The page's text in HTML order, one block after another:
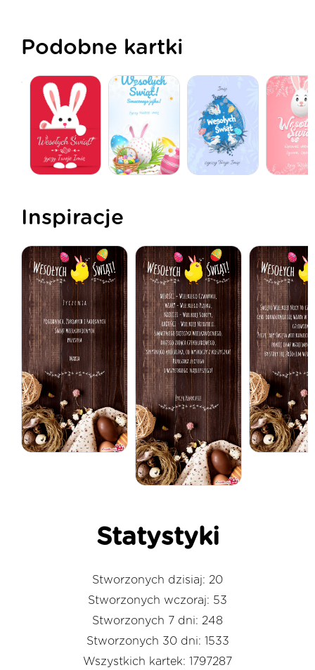
Podobne kartki
Inspiracje
Statystyki
Stworzonych dzisiaj: 20
Stworzonych wczoraj: 53
Stworzonych 7 dni: 248
Stworzonych 30 dni: 1533
Wszystkich kartek: 1797287